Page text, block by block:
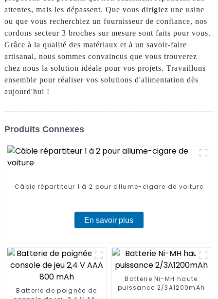
attentes, mais les dépassent. Que vous dirigiez une usine
ou que vous recherchiez un fournisseur de confiance, nos
cordons secteur 3 broches sur mesure sont faits pour vous.
Grâce à la qualité des matériaux et à un savoir-faire
artisanal, nous sommes convaincus que vous trouverez
chez nous la solution idéale pour vos projets. Travaillons
ensemble pour réaliser vos solutions d'alimentation dès
aujourd'hui !
Produits Connexes
Câble répartiteur 1 à 2 pour allume-cigare de voiture
En savoir plus
Batterie de poignée de
Batterie Ni-MH haute
puissance 2/3A1200mAh